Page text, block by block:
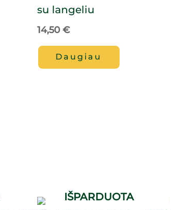
su langeliu
14,50 €
Daugiau
IŠPARDUOTA